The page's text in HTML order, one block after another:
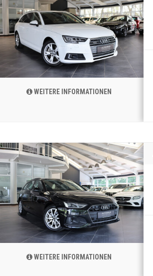
WEITERE INFORMATIONEN
WEITERE INFORMATIONEN